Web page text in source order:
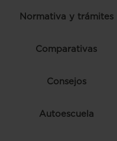
Normativa y trámites
Comparativas
Consejos
Autoescuela